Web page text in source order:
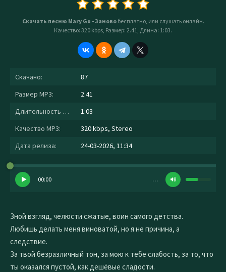
Скачать песню Mary Gu - Зановобесплатно, или слушать онлайн.
Качество: 320 kbps, Размер: 2.41, Длина: 1:03.
Скачано:
87
Размер MP3:
2.41
Длительность MP3:
1:03
Качество MP3:
320 kbps, Stereo
Дата релиза:
24-03-2026, 11:34
00:00 …
Зной взгляд, челюсти сжатые, воин самого детства.
Любишь делать меня виноватой, но я не причина, а
следствие.
За твой безразличный тон, за мою к тебе слабость, за то, что
ты оказался пустой, как дешёвые сладости.